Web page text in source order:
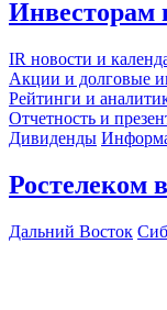
Инвесторам
IR новости и
Акции и долговые
Рейтинги и
Отчетность и
Дивиденды
Ростелеком
Дальний Восток